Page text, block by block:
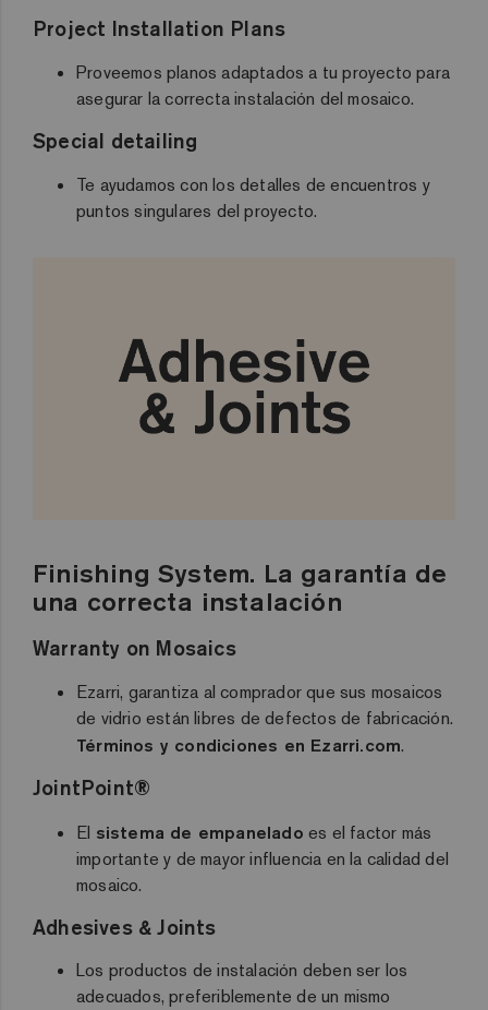
Project Installation Plans
Proveemos planos adaptados a tu proyecto para
asegurar la correcta instalación del mosaico.
Special detailing
Te ayudamos con los detalles de encuentros y
puntos singulares del proyecto.
Finishing System. La garantía de
una correcta instalación
Warranty on Mosaics
Ezarri, garantiza al comprador que sus mosaicos
de vidrio están libres de defectos de fabricación.
Términos y condiciones en Ezarri.com.
JointPoint®
El sistema de empanelado es el factor más
importante y de mayor influencia en la calidad del
mosaico.
Adhesives & Joints
Los productos de instalación deben ser los
adecuados, preferiblemente de un mismo